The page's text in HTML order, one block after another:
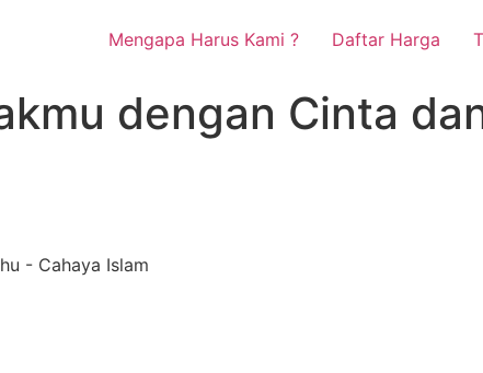
Mengapa Harus Kami ? Daftar Harga
dengan Cinta